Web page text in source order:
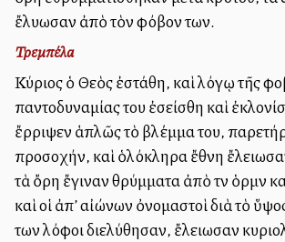
ἔλυωσαν ἀπὸ τὸν φόβον των.
Τρεμπέλα
Κύριος ὁ Θεὸς ἐστάθη, καὶ λόγῳ τῆς
παντοδυναμίας του ἐσείσθη καὶ
ἔρριψεν ἁπλῶς τὸ βλέμμα του,
προσοχήν, καὶ ὁλόκληρα ἔθνη
τὰ ὄρη ἔγιναν θρύμματα ἀπὸ τὴν ὁρμὴν
καὶ οἱ ἀπ’ αἰώνων ὀνομαστοὶ διὰ τὸ
των λόφοι διελύθησαν, ἔλειωσαν